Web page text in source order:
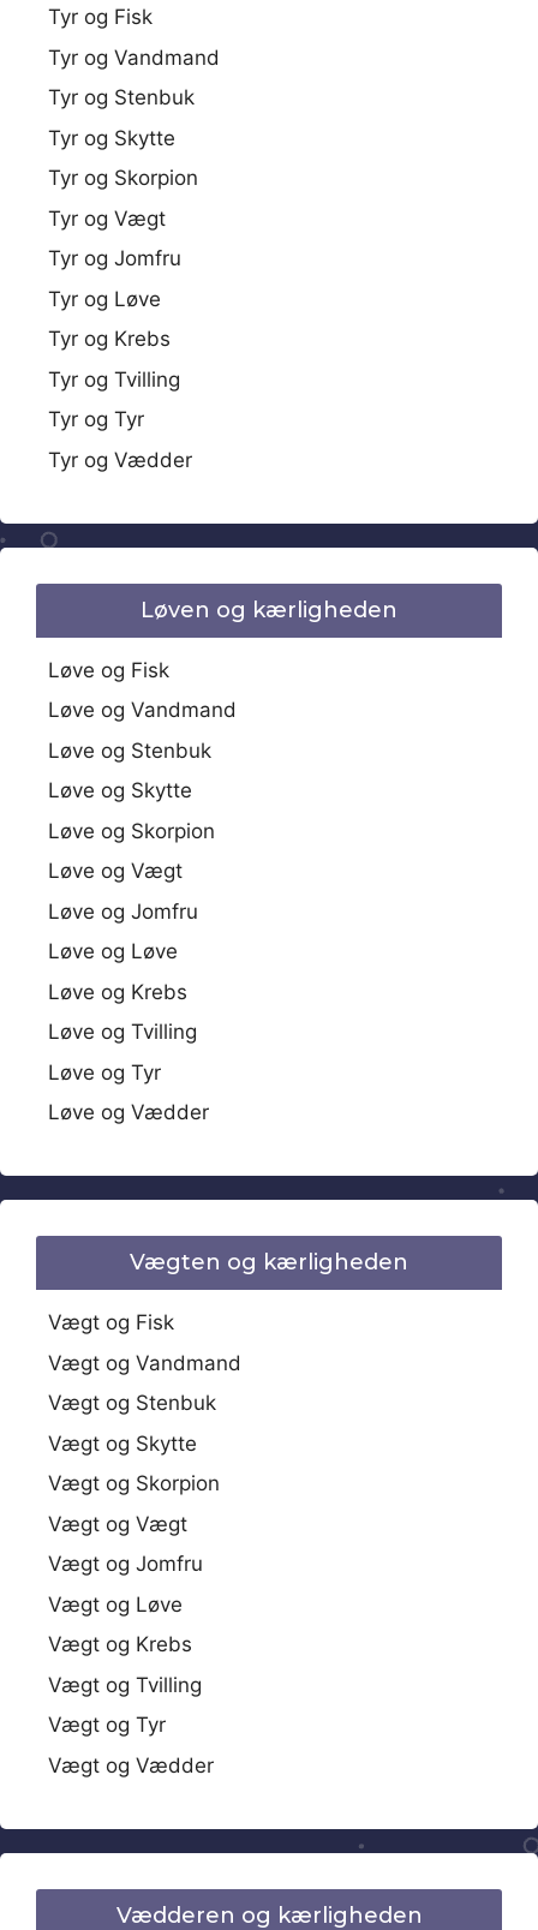
Tyr og Fisk
Tyr og Vandmand
Tyr og Stenbuk
Tyr og Skytte
Tyr og Skorpion
Tyr og Vægt
Tyr og Jomfru
Tyr og Løve
Tyr og Krebs
Tyr og Tvilling
Tyr og Tyr
Tyr og Vædder
Løven og kærligheden
Løve og Fisk
Løve og Vandmand
Løve og Stenbuk
Løve og Skytte
Løve og Skorpion
Løve og Vægt
Løve og Jomfru
Løve og Løve
Løve og Krebs
Løve og Tvilling
Løve og Tyr
Løve og Vædder
Vægten og kærligheden
Vægt og Fisk
Vægt og Vandmand
Vægt og Stenbuk
Vægt og Skytte
Vægt og Skorpion
Vægt og Vægt
Vægt og Jomfru
Vægt og Løve
Vægt og Krebs
Vægt og Tvilling
Vægt og Tyr
Vægt og Vædder
Vædderen og kærligheden